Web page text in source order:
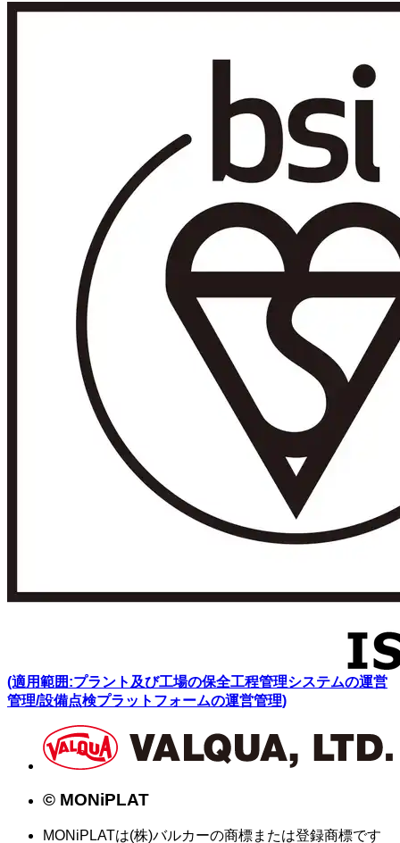
(適用範囲:プラント及び工場の保全工程管理システムの運営
管理/設備点検プラットフォームの運営管理)
© MONiPLAT
MONiPLATは(株)バルカーの商標または登録商標です